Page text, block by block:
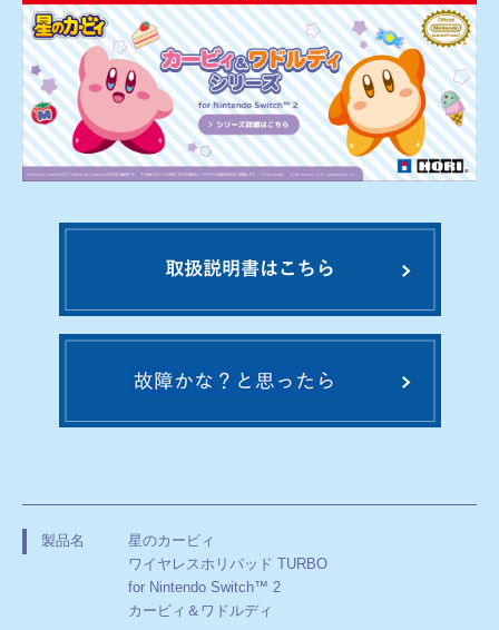
製品名
星のカービィ
ワイヤレスホリパッド TURBO
for Nintendo Switch™ 2
カービィ＆ワドルディ